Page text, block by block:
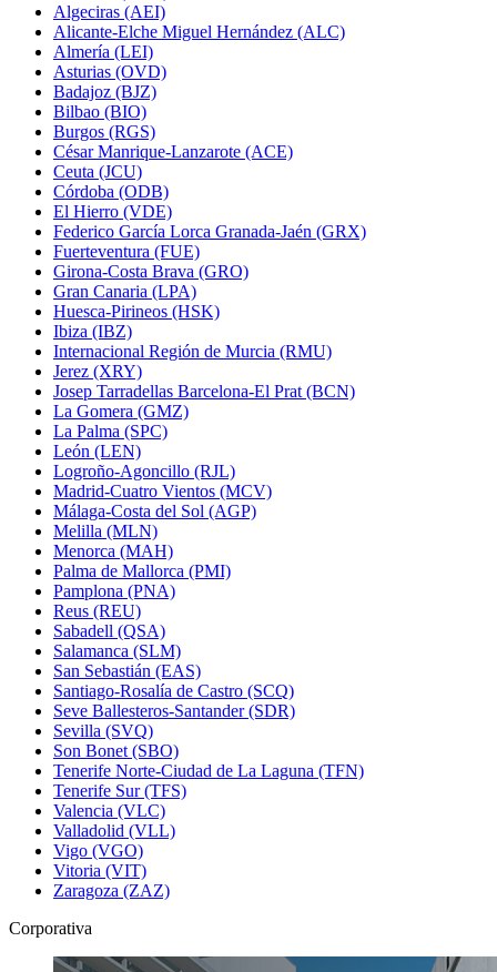
Algeciras (AEI)
Alicante-Elche Miguel Hernández (ALC)
Almería (LEI)
Asturias (OVD)
Badajoz (BJZ)
Bilbao (BIO)
Burgos (RGS)
César Manrique-Lanzarote (ACE)
Ceuta (JCU)
Córdoba (ODB)
El Hierro (VDE)
Federico García Lorca Granada-Jaén (GRX)
Fuerteventura (FUE)
Girona-Costa Brava (GRO)
Gran Canaria (LPA)
Huesca-Pirineos (HSK)
Ibiza (IBZ)
Internacional Región de Murcia (RMU)
Jerez (XRY)
Josep Tarradellas Barcelona-El Prat (BCN)
La Gomera (GMZ)
La Palma (SPC)
León (LEN)
Logroño-Agoncillo (RJL)
Madrid-Cuatro Vientos (MCV)
Málaga-Costa del Sol (AGP)
Melilla (MLN)
Menorca (MAH)
Palma de Mallorca (PMI)
Pamplona (PNA)
Reus (REU)
Sabadell (QSA)
Salamanca (SLM)
San Sebastián (EAS)
Santiago-Rosalía de Castro (SCQ)
Seve Ballesteros-Santander (SDR)
Sevilla (SVQ)
Son Bonet (SBO)
Tenerife Norte-Ciudad de La Laguna (TFN)
Tenerife Sur (TFS)
Valencia (VLC)
Valladolid (VLL)
Vigo (VGO)
Vitoria (VIT)
Zaragoza (ZAZ)
Corporativa